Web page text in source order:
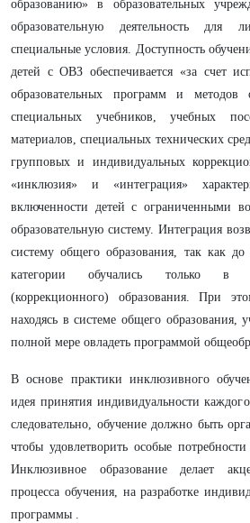
образованию» в образовательных
образовательную деятельность
специальные условия. Доступность
детей с ОВЗ обеспечивается «за счет
образовательных программ и методов
специальных учебников, учебных
материалов, специальных технических
групповых и индивидуальных
«инклюзия» и «интеграция»
включенности детей с ограниченными
образовательную систему. Интеграция
систему общего образования, так как до
категории обучались только в
(коррекционного) образования. При
находясь в системе общего
полной мере овладеть программой
В основе практики инклюзивного
идея принятия индивидуальности
следовательно, обучение должно быть
чтобы удовлетворить особые
Инклюзивное образование делает
процесса обучения, на разработке
программы .